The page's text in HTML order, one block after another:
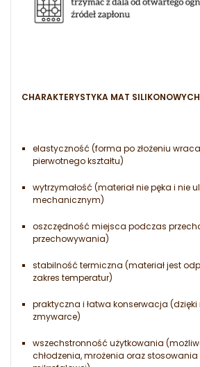
CHARAKTERYSTYKA MAT SILIKONOWYCH
elastyczność (forma po złożeniu
pierwotnego kształtu)
wytrzymałość (materiał nie pęka i nie
mechanicznym)
oszczędność miejsca podczas
przechowywania)
stabilność termiczna (materiał jest
zakres temperatur)
praktyczna i łatwa konserwacja
zmywarce)
wszechstronność użytkowania
chłodzenia, mrożenia oraz